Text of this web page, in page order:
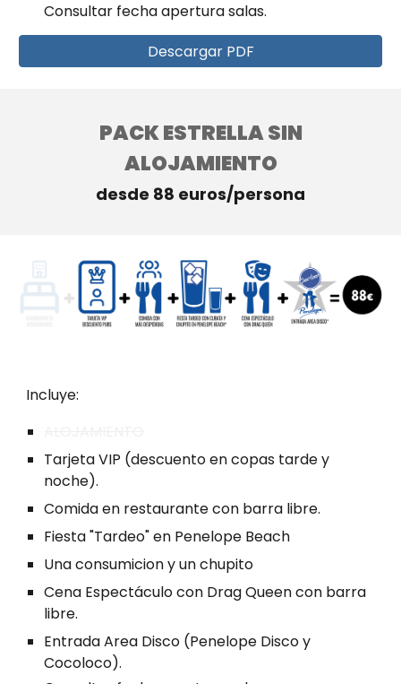
Consultar fecha apertura salas.
Descargar PDF
PACKESTRELLASIN
ALOJAMIENTO
desde 88 euros/persona
Incluye:
Tarjeta VIP (descuento en copas tarde y
noche).
Comida en restaurante con barra libre.
Fiesta "Tardeo" en Penelope Beach
Una consumiciony un chupito
Cena Espectáculo con Drag Queen con barra
libre.
Entrada Area Disco (Penelope Discoy
Cocoloco).